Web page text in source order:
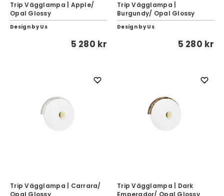
Trip Vägglampa | Apple/
Opal Glossy
Design by Us
5 280 kr
Trip Vägglampa |
Burgundy/ Opal Glossy
Design by Us
5 280 kr
Trip Vägglampa | Carrara/
Opal Glossy
Trip Vägglampa | Dark
Emperador/ Opal Glossy